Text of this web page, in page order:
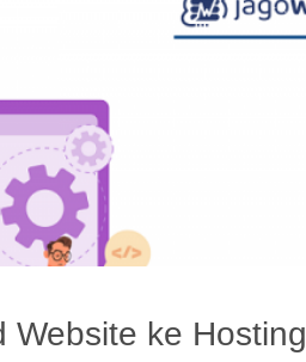
Website ke Hosting